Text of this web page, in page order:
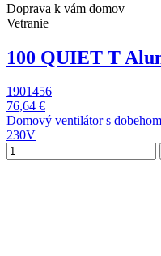
Doprava k vám domov
Vetranie
100 QUIET T
1901456
76,64 €
Domový ventilátor s
230V